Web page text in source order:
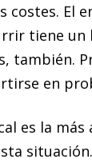
costes. El
tiene
también.
en
es la más